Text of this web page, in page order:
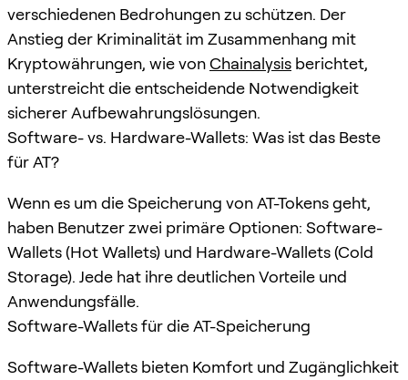
verschiedenen Bedrohungen zu schützen. Der
Anstieg der Kriminalität im Zusammenhang mit
Kryptowährungen, wie vonChainalysis berichtet,
unterstreicht die entscheidende Notwendigkeit
sicherer Aufbewahrungslösungen.
Software- vs. Hardware-Wallets: Was ist das Beste
für AT?
Wenn es um die Speicherung von AT-Tokens geht,
haben Benutzer zwei primäre Optionen: Software-
Wallets (Hot Wallets) und Hardware-Wallets (Cold
Storage). Jede hat ihre deutlichen Vorteile und
Anwendungsfälle.
Software-Wallets für die AT-Speicherung
Software-Wallets bieten Komfort und Zugänglichkeit